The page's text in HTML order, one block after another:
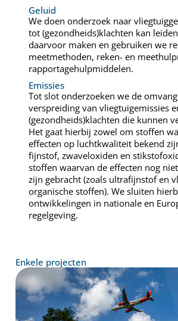
Geluid
We doen onderzoek naar
tot (gezondheids)klachten kan
daarvoor maken en gebruiken we
meetmethoden, reken- en
rapportagehulpmiddelen.
Emissies
Tot slot onderzoeken we de
verspreiding van vliegtuigemissies
(gezondheids)klachten die kunnen
Het gaat hierbij zowel om stoffen
effecten op luchtkwaliteit bekend
fijnstof, zwaveloxiden en
stoffen waarvan de effecten nog
zijn gebracht (zoals ultrafijnstof en
organische stoffen). We sluiten
ontwikkelingen in nationale en
regelgeving.
Enkele projecten